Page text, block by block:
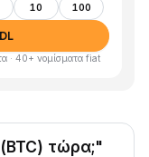
10 100
· 40+ νομίσματα fiat
τώρα;"